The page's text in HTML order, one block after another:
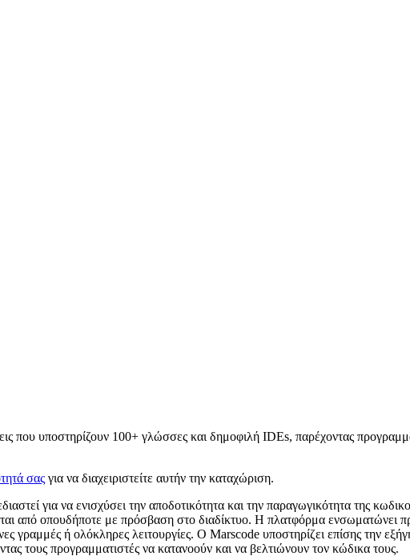
που υποστηρίζουν 100+ γλώσσες και δημοφιλή IDEs, παρέχοντας
σας για να διαχειριστείτε αυτήν την καταχώριση.
για να ενισχύσει την αποδοτικότητα και την παραγωγικότητα της
από οπουδήποτε με πρόσβαση στο διαδίκτυο. Η πλατφόρμα ενσωματώνει
γραμμές ή ολόκληρες λειτουργίες. Ο Marscode υποστηρίζει επίσης την
τους προγραμματιστές να κατανοούν και να βελτιώνουν τον κώδικα τους.